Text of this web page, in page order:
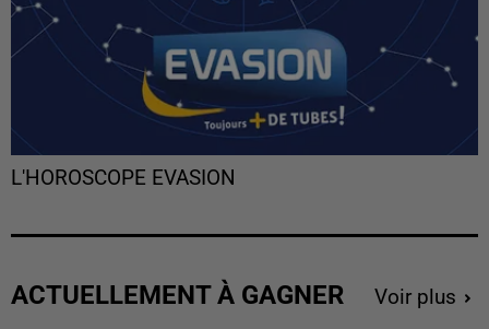
L'HOROSCOPE EVASION
ACTUELLEMENT À GAGNER Voir plus